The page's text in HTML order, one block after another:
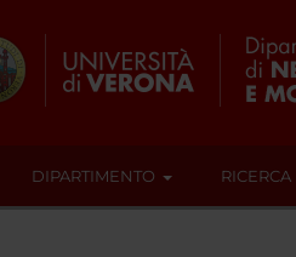
DIPARTIMENTO RICERCA